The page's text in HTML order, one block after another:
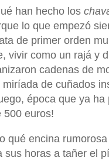
han hecho los
lo que empezó
de primer orden
vivir como un rajá y
cadenas de
de cuñados
época que ya
500 euros!
qué encina
horas a tañer el